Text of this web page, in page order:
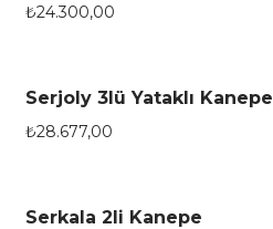
₺24.300,00
Serjoly 3lü Yataklı Kanepe
₺28.677,00
Serkala 2li Kanepe